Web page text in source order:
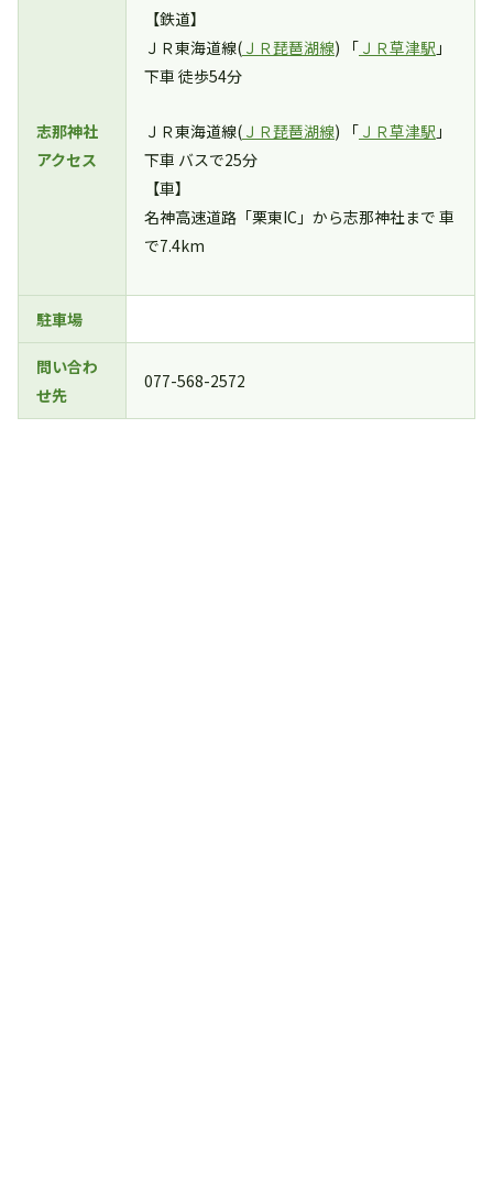
志那神社
アクセス
【鉄道】
ＪＲ東海道線( ＪＲ琵琶湖線) 「 ＪＲ草津駅 」
下車 徒歩54分
ＪＲ東海道線( ＪＲ琵琶湖線) 「 ＪＲ草津駅 」
下車 バスで25分
【車】
名神高速道路「栗東IC」から志那神社まで 車
で7.4km
駐車場
問い合わ
せ先
077-568-2572